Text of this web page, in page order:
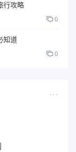
行攻略
0
知道
0